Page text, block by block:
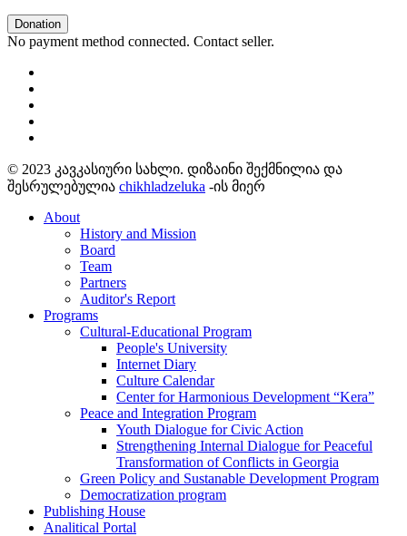
Donation
No payment method connected. Contact seller.
© 2023 კავკასიური სახლი. დიზაინი შექმნილია და
შესრულებულია chikhladzeluka -ის მიერ
About
History and Mission
Board
Team
Partners
Auditor's Report
Programs
Cultural-Educational Program
People's University
Internet Diary
Culture Calendar
Center for Harmonious Development “Kera”
Peace and Integration Program
Youth Dialogue for Civic Action
Strengthening Internal Dialogue for Peaceful
Transformation of Conflicts in Georgia
Green Policy and Sustanable Development Program
Democratization program
Publishing House
Analitical Portal